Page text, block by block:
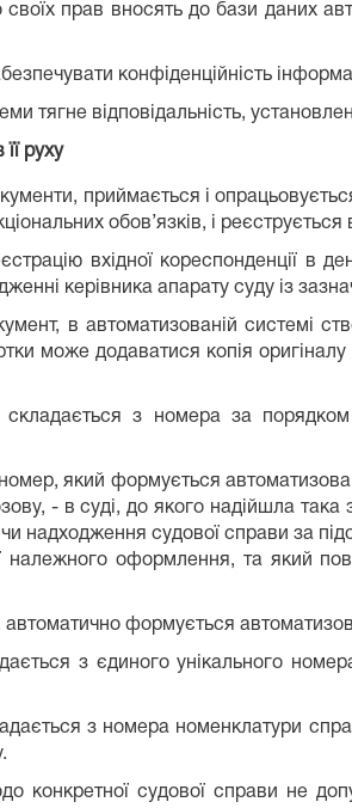
своїх прав вносять до бази даних
конфіденційність
тягне відповідальність,
руху
приймається і
обов’язків, і
вхідної кореспонденції в
керівника апарату суду із
в автоматизованій системі
може додаватися копія
з номера за порядком
який формується
- в суді, до якого надійшла
надходження судової справи за
належного оформлення, та який
формується
з єдиного унікального
з номера номенклатури
конкретної судової справи не